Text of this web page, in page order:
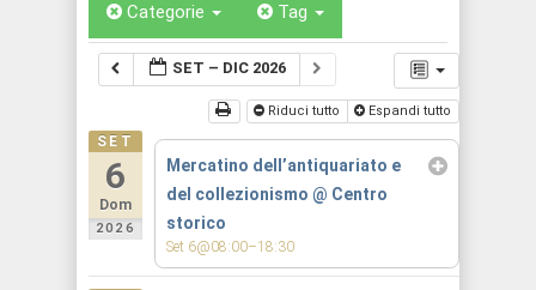
Categorie Tag
SET – DIC 2026
Riduci tutto Espandi tutto
SET
6
Dom
2026
Mercatino dell’antiquariato e
del collezionismo @ Centro
storico
Set 6@08:00–18:30